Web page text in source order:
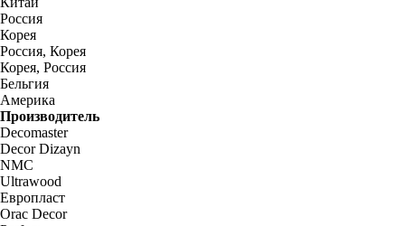
Россия
Корея
Россия, Корея
Корея, Россия
Бельгия
Америка
Производитель
Decomaster
Decor Dizayn
NMC
Ultrawood
Европласт
Orac Decor